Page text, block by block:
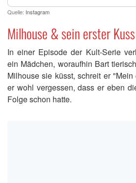
Quelle: Instagram
Milhouse & sein erster Kuss
In einer Episode der Kult-Serie
ein Mädchen, woraufhin Bart
Milhouse sie küsst, schreit er
er wohl vergessen, dass er eben
Folge schon hatte.